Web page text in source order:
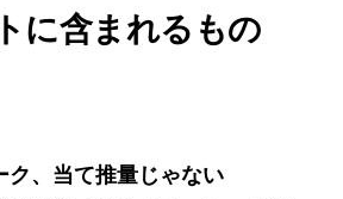
に含まれるもの
、当て推量じゃない